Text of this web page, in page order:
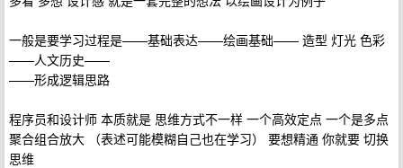
一般是要学习过程是——基础表达——绘画基础—— 造型 灯光 色彩
——人文历史——
——形成逻辑思路
程序员和设计师 本质就是 思维方式不一样 一个高效定点 一个是多点
聚合组合放大 （表述可能模糊自己也在学习） 要想精通 你就要 切换
思维